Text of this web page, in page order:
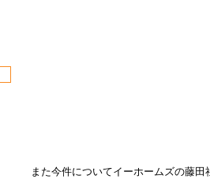
また今件についてイーホームズの藤